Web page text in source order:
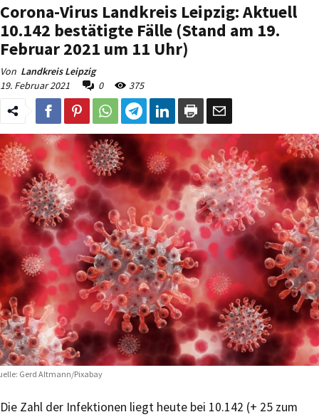
Corona-Virus Landkreis Leipzig: Aktuell
10.142 bestätigte Fälle (Stand am 19.
Februar 2021 um 11 Uhr)
Von Landkreis Leipzig
19. Februar 2021
0 375
Gerd Altmann/Pixabay
Die Zahl der Infektionen liegt heute bei 10.142 (+ 25 zum